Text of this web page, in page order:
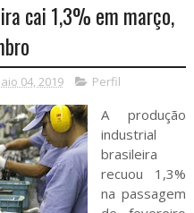
cai 1,3% em março,
04, 2019 Perfil
A produção
industrial
brasileira
recuou 1,3%
na passagem